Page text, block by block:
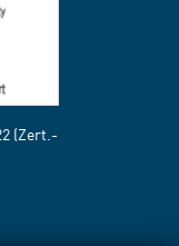
(Zert.-